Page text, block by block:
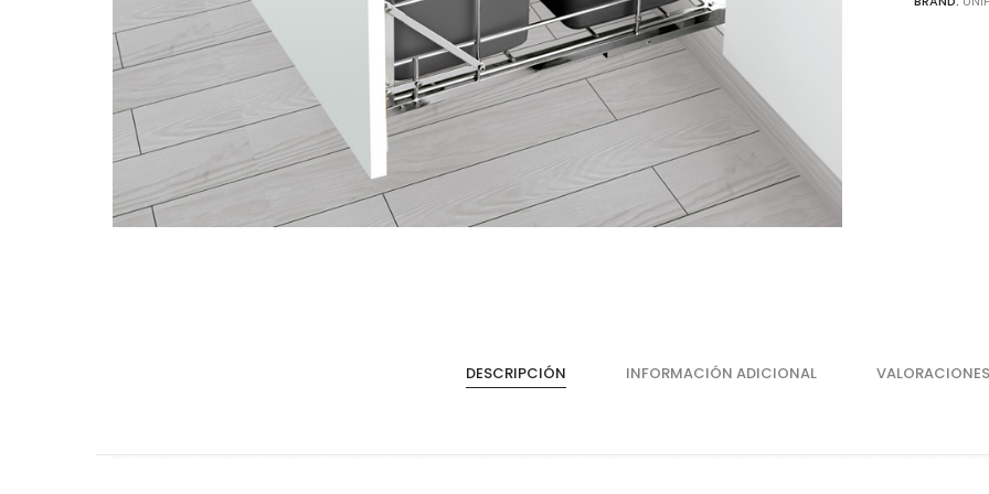
Magic Box Black Series
Magic Box
DESCRIPCIÓN INFORMACIÓN ADICIONAL